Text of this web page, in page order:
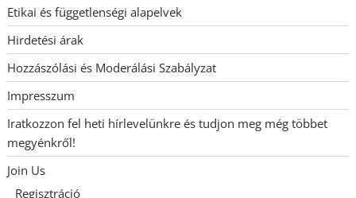
Etikai és függetlenségi alapelvek
Hirdetési árak
Hozzászólási és Moderálási Szabályzat
Impresszum
Iratkozzon fel heti hírlevelünkre és tudjon meg még többet
megyénkről!
Join Us
Regisztráció